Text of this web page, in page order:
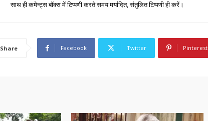
साथ ही कमेन्ट्स बॉक्स में टिप्पणी करते समय मर्यादित, संतुलित टिप्पणी ही करें।
Share Facebook Twitter Pinterest